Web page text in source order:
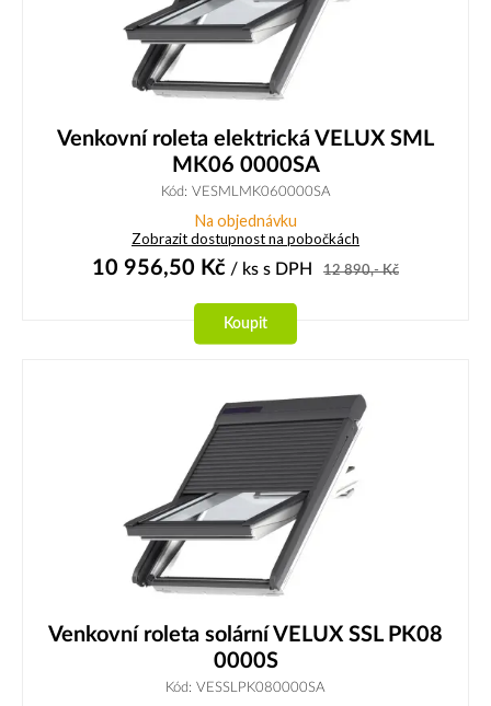
Venkovní roleta elektrická VELUX SML
MK06 0000SA
Kód: VESMLMK060000SA
Na objednávku
Zobrazit dostupnost na pobočkách
10 956,50 Kč / ks s DPH 12 890,-Kč
Koupit
Venkovní roleta solární VELUX SSL PK08
0000S
Kód: VESSLPK080000SA